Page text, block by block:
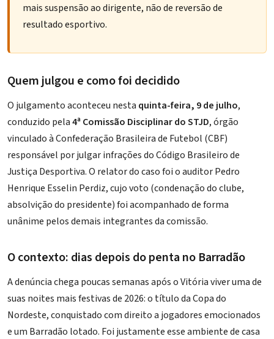
mais suspensão ao dirigente, não de reversão de
resultado esportivo.
Quem julgou e como foi decidido
O julgamento aconteceu nesta quinta-feira, 9 de julho,
conduzido pela4ª Comissão Disciplinar do STJD, órgão
vinculado àConfederação Brasileira de Futebol (CBF)
responsável por julgar infrações do Código Brasileiro de
Justiça Desportiva. O relator do caso foi o auditor Pedro
Henrique Esselin Perdiz, cujo voto (condenação do clube,
absolvição do presidente) foi acompanhado de forma
unânime pelos demais integrantes da comissão.
O contexto: dias depois do penta no Barradão
A denúncia chega poucas semanas após o Vitória viver uma de
suas noites mais festivas de 2026: o título da Copa do
Nordeste, conquistado com direito a jogadores emocionados
e um Barradão lotado. Foi justamente esse ambiente de casa